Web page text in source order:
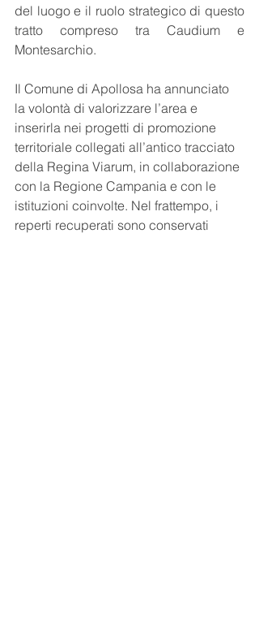
del luogo e il ruolo strategico di questo
tratto compreso tra Caudium e
Montesarchio.
Il Comune di Apollosa ha annunciato
la volontà di valorizzare l’area e
inserirla nei progetti di promozione
territoriale collegati all’antico tracciato
della Regina Viarum, in collaborazione
con la Regione Campania e con le
istituzioni coinvolte. Nel frattempo, i
reperti recuperati sono conservati